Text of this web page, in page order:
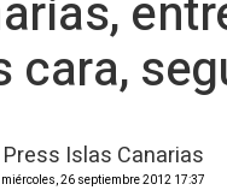
cara,
Islas Canarias
26 septiembre 2012 17:37